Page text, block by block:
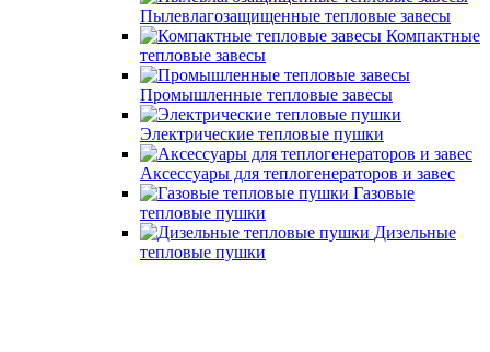
Пылевлагозащищенные тепловые завесы
Компактные
тепловые завесы
Промышленные тепловые завесы
Электрические тепловые пушки
Аксессуары для теплогенераторов и завес
Газовые
тепловые пушки
Дизельные
тепловые пушки